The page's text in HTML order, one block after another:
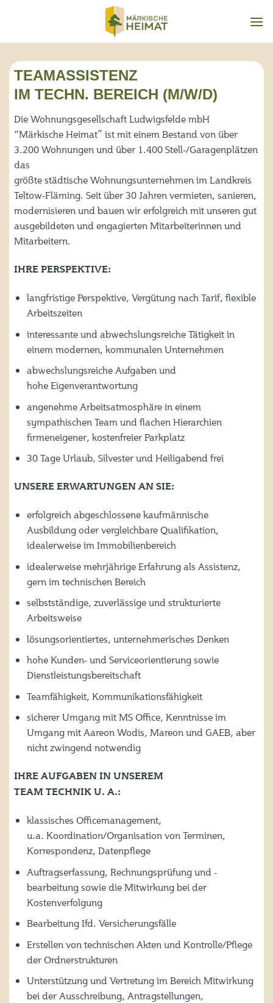
TEAMASSISTENZ
IM TECHN. BEREICH (M/W/D)
Die Wohnungsgesellschaft Ludwigsfelde mbH
“Märkische Heimat” ist mit einem Bestand von über
3.200 Wohnungen und über 1.400 Stell-/Garagenplätzen
das
größte städtische Wohnungsunternehmen im Landkreis
Teltow-Fläming. Seit über 30 Jahren vermieten, sanieren,
modernisieren und bauen wir erfolgreich mit unseren gut
ausgebildeten und engagierten Mitarbeiterinnen und
Mitarbeitern.
IHRE PERSPEKTIVE:
langfristige Perspektive, Vergütung nach Tarif, flexible
Arbeitszeiten
interessante und abwechslungsreiche Tätigkeit in
einem modernen, kommunalen Unternehmen
abwechslungsreiche Aufgaben und
hohe Eigenverantwortung
angenehme Arbeitsatmosphäre in einem
sympathischen Team und flachen Hierarchien
firmeneigener, kostenfreier Parkplatz
30 Tage Urlaub, Silvester und Heiligabend frei
UNSERE ERWARTUNGEN AN SIE:
erfolgreich abgeschlossene kaufmännische
Ausbildung oder vergleichbare Qualifikation,
idealerweise im Immobilienbereich
idealerweise mehrjährige Erfahrung als Assistenz,
gern im technischen Bereich
selbstständige, zuverlässige und strukturierte
Arbeitsweise
lösungsorientiertes, unternehmerisches Denken
hohe Kunden- und Serviceorientierung sowie
Dienstleistungsbereitschaft
Teamfähigkeit, Kommunikationsfähigkeit
sicherer Umgang mit MS Office, Kenntnisse im
Umgang mit Aareon Wodis, Mareon und GAEB, aber
nicht zwingend notwendig
IHRE AUFGABEN IN UNSEREM
TEAM TECHNIK U. A.:
klassisches Officemanagement,
u.a. Koordination/Organisation von Terminen,
Korrespondenz, Datenpflege
Auftragserfassung, Rechnungsprüfung und -
bearbeitung sowie die Mitwirkung bei der
Kostenverfolgung
Bearbeitung Ifd. Versicherungsfälle
Erstellen von technischen Akten und Kontrolle/Pflege
der Ordnerstrukturen
Unterstützung und Vertretung im Bereich Mitwirkung
bei der Ausschreibung, Antragstellungen,